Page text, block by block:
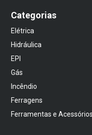
Categorias
Elétrica
Hidráulica
EPI
Gás
Incêndio
Ferragens
Ferramentas e Acessórios